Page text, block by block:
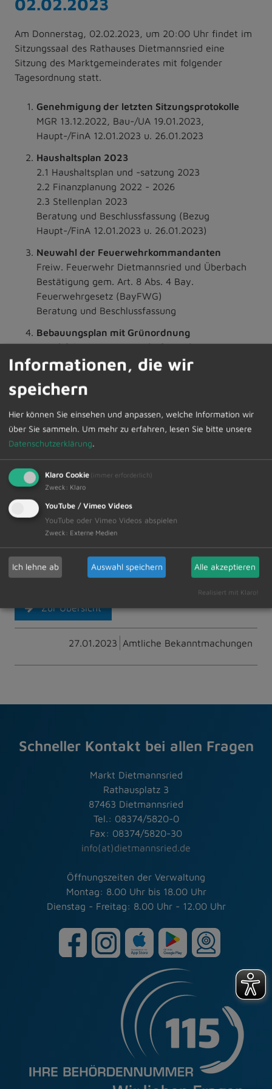
Am Donnerstag, 02.02.2023, um 20:00 Uhr findet im
Sitzungssaal des Rathauses Dietmannsried eine
Sitzung des Marktgemeinderates mit folgender
Tagesordnung statt.
Genehmigung der letzten Sitzungsprotokolle
MGR 13.12.2022, Bau-/UA 19.01.2023,
Haupt-/FinA 12.01.2023 u. 26.01.2023
Haushaltsplan 2023
2.1 Haushaltsplan und -satzung 2023
2.2 Finanzplanung 2022 - 2026
2.3 Stellenplan 2023
Beratung und Beschlussfassung (Bezug
Haupt-/FinA 12.01.2023 u. 26.01.2023)
Neuwahl der Feuerwehrkommandanten
Freiw. Feuerwehr Dietmannsried und Überbach
Bestätigung gem. Art. 8 Abs. 4 Bay.
Feuerwehrgesetz (BayFWG)
Beratung und Beschlussfassung
Bebauungsplan mit Grünordnung
"Nachfolgenutzung Gasthof Hirsch" gem. § 13 a
BauGB
4.1 Abwägung der Stellungnahmen der Träger
öffentlicher Belange und sonstiger Behörden
Mitteilungen
Wünsche und Anträge
Die interessierte Bevölkerung ist hierzu herzlich
eingeladen. Anschließend findet eine nichtöffentliche
Sitzung statt.
werden wir nach der Sitzung online im Internetauftritt
der Gemeinde zur Verfügung stellen.
Zur Übersicht
27.01.2023 Amtliche Bekanntmachungen
Schneller Kontakt bei allen Fragen
Markt Dietmannsried
Rathausplatz 3
87463 Dietmannsried
Tel.: 08374/5820-0
Fax: 08374/5820-30
info(at)dietmannsried.de
Öffnungszeiten der Verwaltung
Montag: 8.00 Uhr bis 18.00 Uhr
Dienstag - Freitag: 8.00 Uhr - 12.00 Uhr
Informationen, die wir
speichern
Hier können Sie einsehen und anpassen, welche Information wir
über Sie sammeln. Um mehr zu erfahren, lesen Sie bitte unsere
Datenschutzerklärung.
Klaro Cookie (immer erforderlich)
Zweck : Klaro
YouTube / Vimeo Videos
YouTube oder Vimeo Videos abspielen
Zweck : Externe Medien
Ich lehne ab Auswahl speichern Alle akzeptieren
Realisiert mit Klaro!